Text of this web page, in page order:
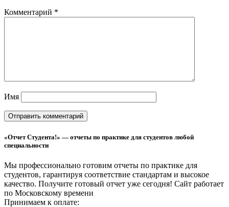
Комментарий *
Имя
«Отчет Студента!» — отчеты по практике для студентов любой
специальности
Мы профессионально готовим отчеты по практике для
студентов, гарантируя соответствие стандартам и высокое
качество. Получите готовый отчет уже сегодня! Сайт работает
по Московскому времени
Принимаем к оплате: